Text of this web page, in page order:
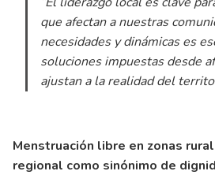
que afectan a nuestras
necesidades y dinámicas es
soluciones impuestas desde
ajustan a la realidad del
Menstruación libre en zonas
regional como sinónimo de